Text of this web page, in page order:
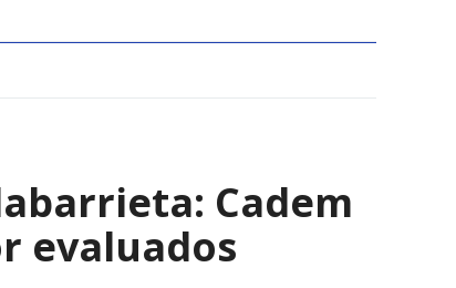
Cadem
evaluados